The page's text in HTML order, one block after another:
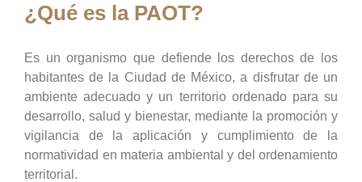
¿Qué es la PAOT?
Es un organismo que defiende los derechos de los
habitantes de la Ciudad de México, a disfrutar de un
ambiente adecuado y un territorio ordenado para su
desarrollo, salud y bienestar, mediante la promoción y
vigilancia de la aplicación y cumplimiento de la
normatividad en materia ambiental y del ordenamiento
territorial.